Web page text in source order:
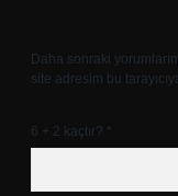
Daha sonraki
site adresim bu
6 + 2 kaçtır? *